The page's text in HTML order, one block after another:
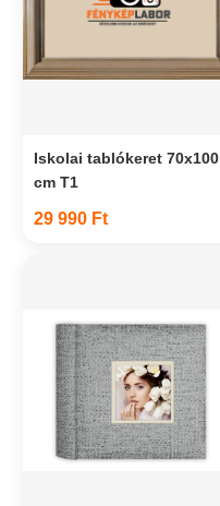
Iskolai tablókeret 70x100
cm T1
29 990 Ft